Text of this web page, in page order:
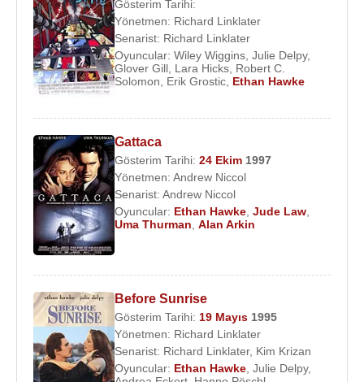
Gösterim Tarihi:
Yönetmen: Richard Linklater
Senarist: Richard Linklater
Oyuncular: Wiley Wiggins Julie Delpy,
Glover Gill Lara Hicks Robert C.
Solomon
Erik Grostic Ethan Hawke
Gattaca
Gösterim Tarihi: 24 Ekim 1997
Yönetmen: Andrew Niccol
Senarist: Andrew Niccol
Oyuncular: Ethan Hawke, Jude Law,
Uma Thurman, Alan Arkin
Before Sunrise
Gösterim Tarihi: 19 Mayıs 1995
Yönetmen: Richard Linklater
Senarist: Richard Linklater, Kim Krizan
Oyuncular: Ethan Hawke Julie Delpy,